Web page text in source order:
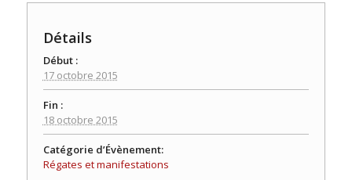
Détails
Début :
17 octobre 2015
Fin :
18 octobre 2015
Catégorie d’Évènement:
Régates et manifestations